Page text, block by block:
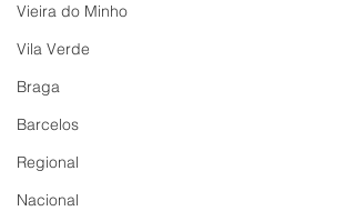
Vieira do Minho
Vila Verde
Braga
Barcelos
Regional
Nacional